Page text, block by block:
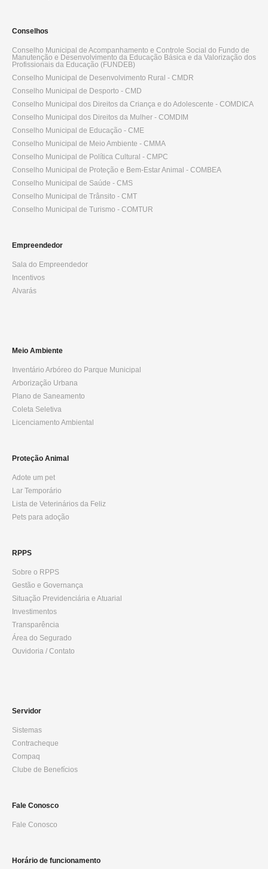
Conselhos
Conselho Municipal de Acompanhamento e Controle Social do Fundo de
Manutenção e Desenvolvimento da Educação Básica e da Valorização dos
Profissionais da Educação (FUNDEB)
Conselho Municipal de Desenvolvimento Rural - CMDR
Conselho Municipal de Desporto - CMD
Conselho Municipal dos Direitos da Criança e do Adolescente - COMDICA
Conselho Municipal dos Direitos da Mulher - COMDIM
Conselho Municipal de Educação - CME
Conselho Municipal de Meio Ambiente - CMMA
Conselho Municipal de Política Cultural - CMPC
Conselho Municipal de Proteção e Bem-Estar Animal - COMBEA
Conselho Municipal de Saúde - CMS
Conselho Municipal de Trânsito - CMT
Conselho Municipal de Turismo - COMTUR
Empreendedor
Sala do Empreendedor
Incentivos
Alvarás
Meio Ambiente
Inventário Arbóreo do Parque Municipal
Arborização Urbana
Plano de Saneamento
Coleta Seletiva
Licenciamento Ambiental
Proteção Animal
Adote um pet
Lar Temporário
Lista de Veterinários da Feliz
Pets para adoção
RPPS
Sobre o RPPS
Gestão e Governança
Situação Previdenciária e Atuarial
Investimentos
Transparência
Área do Segurado
Ouvidoria / Contato
Servidor
Sistemas
Contracheque
Compaq
Clube de Benefícios
Fale Conosco
Fale Conosco
Horário de funcionamento